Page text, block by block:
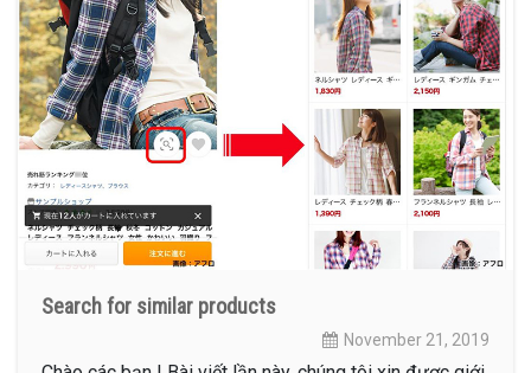
Search for similar products
November 21, 2019